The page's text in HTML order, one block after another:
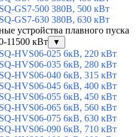
GS7-500 380В, 500 кВт
GS7-630 380В, 630 кВт
устройства плавного пуска
11500 кВт
▼
HVS06-025 6кВ, 220 кВт
HVS06-035 6кВ, 280 кВт
HVS06-040 6кВ, 315 кВт
HVS06-045 6кВ, 400 кВт
HVS06-055 6кВ, 450 кВт
HVS06-065 6кВ, 560 кВт
HVS06-075 6кВ, 630 кВт
HVS06-090 6кВ, 710 кВт